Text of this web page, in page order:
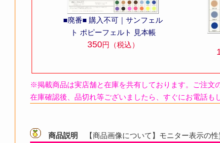
■廃番■ 購入不可｜サンフェル
ト ポピーフェルト 見本帳
350円（税込）
※掲載商品は実店舗と在庫を共有しております。ご注文
在庫確認後、品切れ等ございましたら、すぐにお電話も
商品説明
【商品画像について】モニター表示の性